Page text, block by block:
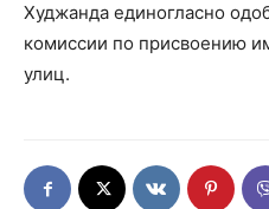
Худжанда единогласно
комиссии по присвоению
улиц.